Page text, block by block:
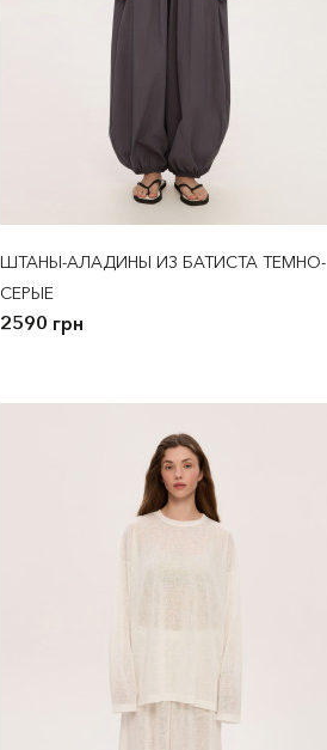
ШТАНЫ-АЛАДИНЫ ИЗ БАТИСТА ТЕМНО-
СЕРЫЕ
2590 грн